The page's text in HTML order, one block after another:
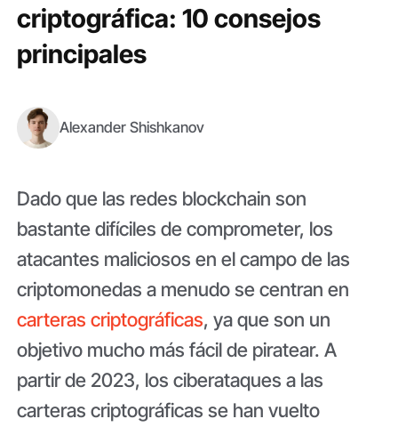
criptográfica: 10 consejos
principales
Alexander Shishkanov
Dado que las redes blockchain son
bastante difíciles de comprometer, los
atacantes maliciosos en el campo de las
criptomonedas a menudo se centran en
carteras criptográficas, ya que son un
objetivo mucho más fácil de piratear. A
partir de 2023, los ciberataques a las
carteras criptográficas se han vuelto